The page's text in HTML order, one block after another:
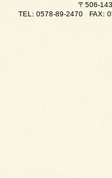
〒506-
TEL: 0578-89-2470 FAX: